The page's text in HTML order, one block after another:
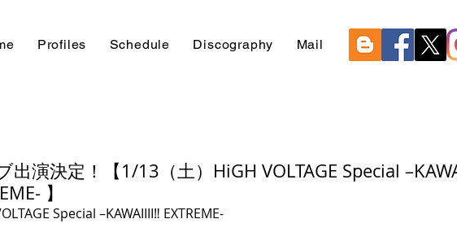
Profiles Schedule Discography Mail
出演決定！【1/13（土）HiGH VOLTAGE Special
】
Special –KAWAIIII‼ EXTREME-